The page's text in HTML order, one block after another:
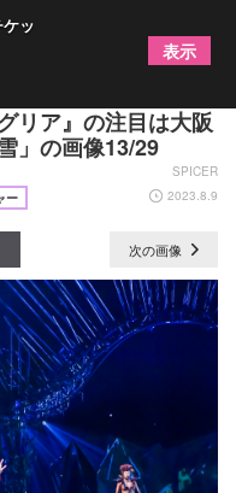
ゥ・ソレイユ圧巻の
リア』の注目は大阪
」の画像13/29
SPICER
ー 2023.8.9
次の画像
ッ
表示